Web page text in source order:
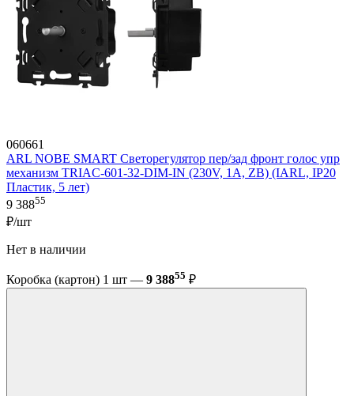
060661
ARL NOBE SMART Светорегулятор пер/зад фронт голос упр
механизм TRIAC-601-32-DIM-IN (230V, 1A, ZB) (IARL, IP20
Пластик, 5 лет)
9 38855
₽/шт
Нет в наличии
Коробка (картон) 1 шт — 9 38855 ₽